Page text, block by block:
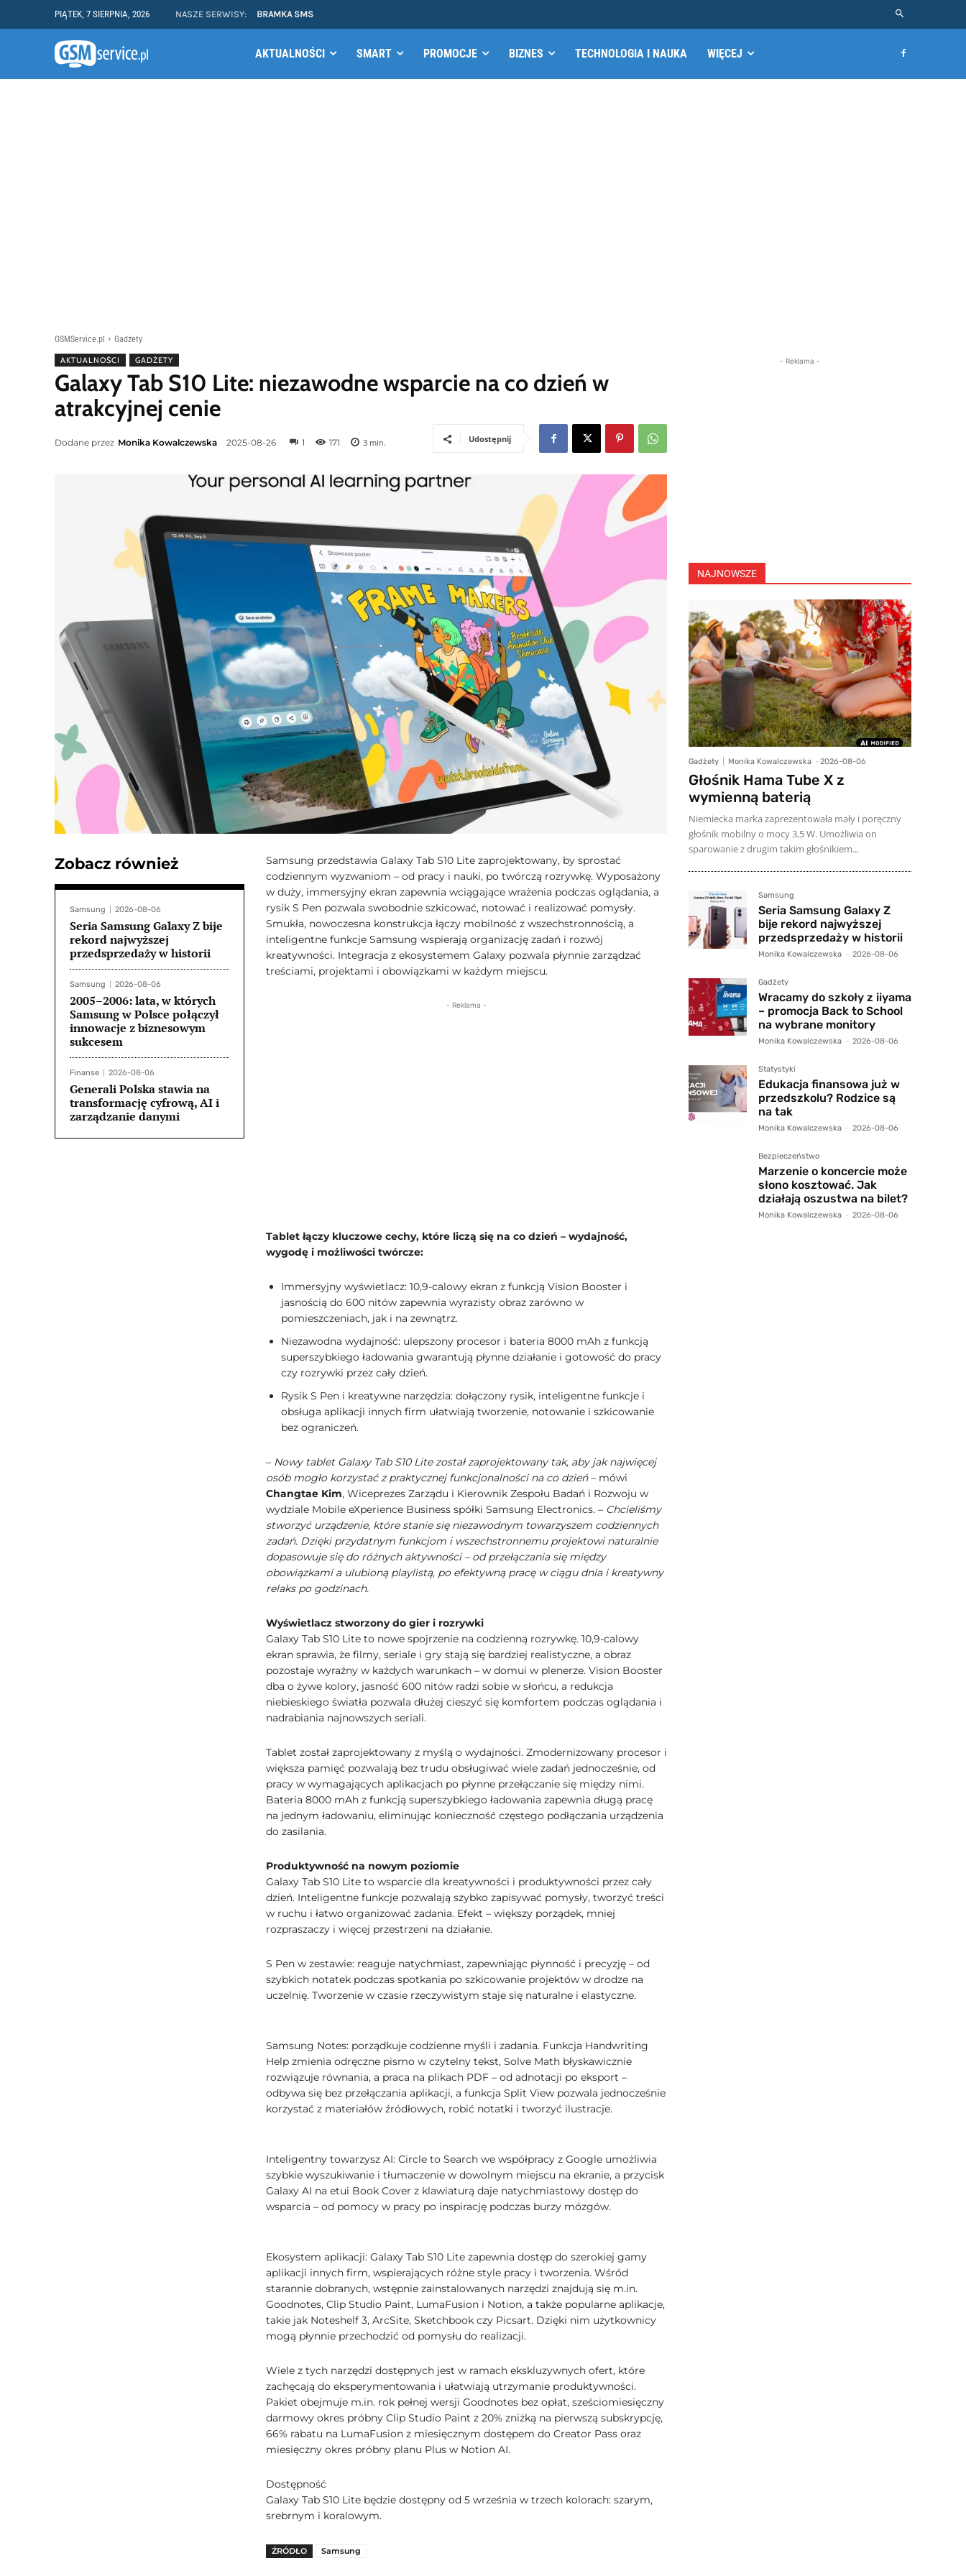
PIĄTEK, 7 SIERPNIA, 2026 NASZE SERWISY: BRAMKA SMS
AKTUALNOŚCI SMART PROMOCJE BIZNES TECHNOLOGIA I NAUKA WIĘCEJ
GSMService.pl Gadżety
AKTUALNOŚCI GADŻETY
Galaxy Tab S10 Lite: niezawodne wsparcie na co dzień w
atrakcyjnej cenie
Dodane przez Monika Kowalczewska 2025-08-26 1 171 3 min. Udostępnij
Zobacz również
Samsung 2026-08-06
Seria Samsung Galaxy Z bije
rekord najwyższej
przedsprzedaży w historii
Samsung 2026-08-06
2005–2006: lata, w których
Samsung w Polsce połączył
innowacje z biznesowym
sukcesem
Finanse 2026-08-06
Generali Polska stawia na
transformację cyfrową, AI i
zarządzanie danymi
Samsung przedstawia Galaxy Tab S10 Lite zaprojektowany, by sprostać
codziennym wyzwaniom – od pracy i nauki, po twórczą rozrywkę. Wyposażony
w duży, immersyjny ekran zapewnia wciągające wrażenia podczas oglądania, a
rysik S Pen pozwala swobodnie szkicować, notować i realizować pomysły.
Smukła, nowoczesna konstrukcja łączy mobilność z wszechstronnością, a
inteligentne funkcje Samsung wspierają organizację zadań i rozwój
kreatywności. Integracja z ekosystemem Galaxy pozwala płynnie zarządzać
treściami, projektami i obowiązkami w każdym miejscu.
- Reklama -
Tablet łączy kluczowe cechy, które liczą się na co dzień – wydajność,
wygodę i możliwości twórcze:
Immersyjny wyświetlacz: 10,9-calowy ekran z funkcją Vision Booster i
jasnością do 600 nitów zapewnia wyrazisty obraz zarówno w
pomieszczeniach, jak i na zewnątrz.
Niezawodna wydajność: ulepszony procesor i bateria 8000 mAh z funkcją
superszybkiego ładowania gwarantują płynne działanie i gotowość do pracy
czy rozrywki przez cały dzień.
Rysik S Pen i kreatywne narzędzia: dołączony rysik, inteligentne funkcje i
obsługa aplikacji innych firm ułatwiają tworzenie, notowanie i szkicowanie
bez ograniczeń.
– Nowy tablet Galaxy Tab S10 Lite został zaprojektowany tak, aby jak najwięcej
osób mogło korzystać z praktycznej funkcjonalności na co dzień– mówi
Changtae Kim, Wiceprezes Zarządu i Kierownik Zespołu Badań i Rozwoju w
wydziale Mobile eXperience Business spółki Samsung Electronics. – Chcieliśmy
stworzyć urządzenie, które stanie się niezawodnym towarzyszem codziennych
zadań. Dzięki przydatnym funkcjom i wszechstronnemu projektowi naturalnie
dopasowuje się do różnych aktywności – od przełączania się między
obowiązkami a ulubioną playlistą, po efektywną pracę w ciągu dnia i kreatywny
relaks po godzinach.
Wyświetlacz stworzony do gier i rozrywki
Galaxy Tab S10 Lite to nowe spojrzenie na codzienną rozrywkę. 10,9-calowy
ekran sprawia, że filmy, seriale i gry stają się bardziej realistyczne, a obraz
pozostaje wyraźny w każdych warunkach – w domui w plenerze. Vision Booster
dba o żywe kolory, jasność 600 nitów radzi sobie w słońcu, a redukcja
niebieskiego światła pozwala dłużej cieszyć się komfortem podczas oglądania i
nadrabiania najnowszych seriali.
Tablet został zaprojektowany z myślą o wydajności. Zmodernizowany procesor i
większa pamięć pozwalają bez trudu obsługiwać wiele zadań jednocześnie, od
pracy w wymagających aplikacjach po płynne przełączanie się między nimi.
Bateria 8000 mAh z funkcją superszybkiego ładowania zapewnia długą pracę
na jednym ładowaniu, eliminując konieczność częstego podłączania urządzenia
do zasilania.
Produktywność na nowym poziomie
Galaxy Tab S10 Lite to wsparcie dla kreatywności i produktywności przez cały
dzień. Inteligentne funkcje pozwalają szybko zapisywać pomysły, tworzyć treści
w ruchu i łatwo organizować zadania. Efekt – większy porządek, mniej
rozpraszaczy i więcej przestrzeni na działanie.
S Pen w zestawie: reaguje natychmiast, zapewniając płynność i precyzję – od
szybkich notatek podczas spotkania po szkicowanie projektów w drodze na
uczelnię. Tworzenie w czasie rzeczywistym staje się naturalne i elastyczne.
Samsung Notes: porządkuje codzienne myśli i zadania. Funkcja Handwriting
Help zmienia odręczne pismo w czytelny tekst, Solve Math błyskawicznie
rozwiązuje równania, a praca na plikach PDF – od adnotacji po eksport –
odbywa się bez przełączania aplikacji, a funkcja Split View pozwala jednocześnie
korzystać z materiałów źródłowych, robić notatki i tworzyć ilustracje.
Inteligentny towarzysz AI: Circle to Search we współpracy z Google umożliwia
szybkie wyszukiwanie i tłumaczenie w dowolnym miejscu na ekranie, a przycisk
Galaxy AI na etui Book Cover z klawiaturą daje natychmiastowy dostęp do
wsparcia – od pomocy w pracy po inspirację podczas burzy mózgów.
Ekosystem aplikacji: Galaxy Tab S10 Lite zapewnia dostęp do szerokiej gamy
aplikacji innych firm, wspierających różne style pracy i tworzenia. Wśród
starannie dobranych, wstępnie zainstalowanych narzędzi znajdują się m.in.
Goodnotes, Clip Studio Paint, LumaFusion i Notion, a także popularne aplikacje,
takie jak Noteshelf 3, ArcSite, Sketchbook czy Picsart. Dzięki nim użytkownicy
mogą płynnie przechodzić od pomysłu do realizacji.
Wiele z tych narzędzi dostępnych jest w ramach ekskluzywnych ofert, które
zachęcają do eksperymentowania i ułatwiają utrzymanie produktywności.
Pakiet obejmuje m.in. rok pełnej wersji Goodnotes bez opłat, sześciomiesięczny
darmowy okres próbny Clip Studio Paint z 20% zniżką na pierwszą subskrypcję,
66% rabatu na LumaFusion z miesięcznym dostępem do Creator Pass oraz
miesięczny okres próbny planu Plus w Notion AI.
Dostępność
Galaxy Tab S10 Lite będzie dostępny od 5 września w trzech kolorach: szarym,
srebrnym i koralowym.
ŹRÓDŁO Samsung
- Reklama -
NAJNOWSZE
Gadżety Monika Kowalczewska - 2026-08-06
Głośnik Hama Tube X z
wymienną baterią
Niemiecka marka zaprezentowała mały i poręczny
głośnik mobilny o mocy 3,5 W. Umożliwia on
sparowanie z drugim takim głośnikiem...
Samsung
Seria Samsung Galaxy Z
bije rekord najwyższej
przedsprzedaży w historii
Monika Kowalczewska - 2026-08-06
Gadżety
Wracamy do szkoły z iiyama
– promocja Back to School
na wybrane monitory
Monika Kowalczewska - 2026-08-06
Statystyki
Edukacja finansowa już w
przedszkolu? Rodzice są
na tak
Monika Kowalczewska - 2026-08-06
Bezpieczeństwo
Marzenie o koncercie może
słono kosztować. Jak
działają oszustwa na bilet?
Monika Kowalczewska - 2026-08-06